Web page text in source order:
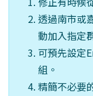
透過南市或
動加入指定
可預先設定
組。
精簡不必要